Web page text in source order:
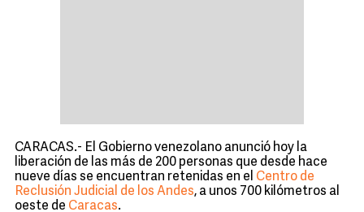
CARACAS.- El Gobierno venezolano anunció hoy la
liberación de las más de 200 personas que desde hace
nueve días se encuentran retenidas en el Centro de
Reclusión Judicial de los Andes, a unos 700 kilómetros al
oeste de Caracas.